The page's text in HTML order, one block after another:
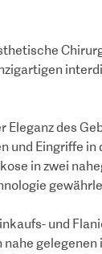
des
und Eingriffe
in zwei
und
nahe